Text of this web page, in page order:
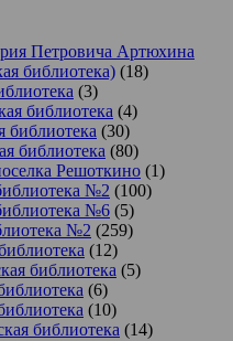
Петровича Артюхина
библиотека) (18)
(3)
библиотека (4)
библиотека (30)
библиотека (80)
Решоткино (1)
№2 (100)
№6 (5)
№2 (259)
(12)
библиотека (5)
(6)
(10)
библиотека (14)